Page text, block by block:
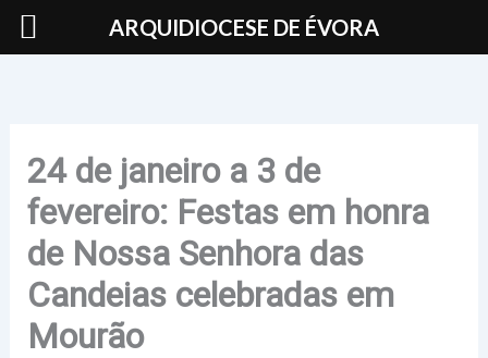
Skip
24 de janeiro a 3 de
fevereiro: Festas em honra
de Nossa Senhora das
Candeias celebradas em
Mourão
ARQUIDIOCESE DE ÉVORA